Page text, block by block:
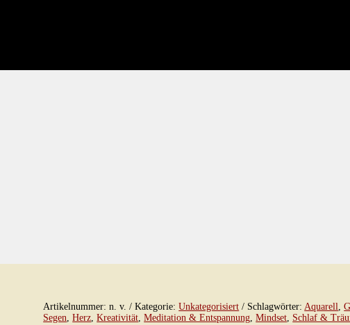
Artikelnummer:n. v. Kategorie:Unkategorisiert Schlagwörter:Aquarell,
Segen,Herz,Kreativität,Meditation & Entspannung,Mindset, Schlaf &